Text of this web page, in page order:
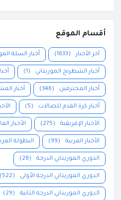
أقسام الموقع
آخر الأخبار (1633) أخبار السلة
أخبار الشطرنج الموريتاني (1)
أخبار المحترفين (346) أخبار
أخبار كرة القدم للصالات (5)
الأخبار الإفريقية (275) الأخبار
الأخبار العربية (99) البطولة
الدوري الموريتاني الدرجة (28)
الدوري الموريتاني الدرجة الأولى (522)
الدوري الموريتاني الدرجة الثانية (29)